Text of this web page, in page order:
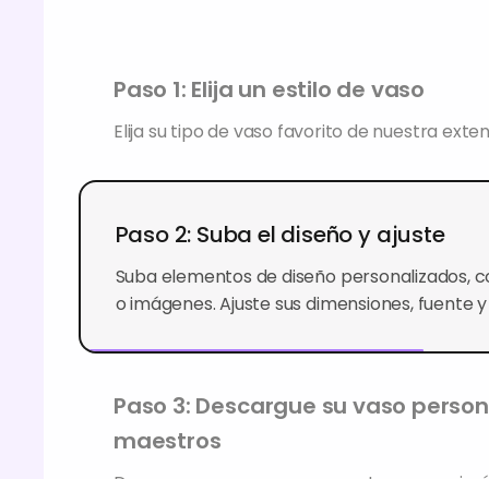
Paso 1: Elija un estilo de vaso
Elija su tipo de vaso favorito de nuestra
Paso 2: Suba el diseño y ajuste
Suba elementos de diseño personalizados,
o imágenes. Ajuste sus dimensiones, fuente
Paso 3: Descargue su vaso
maestros